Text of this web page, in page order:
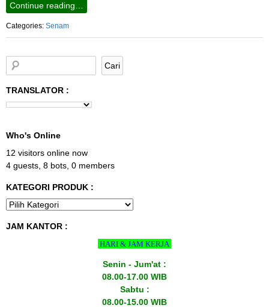
Continue reading…
Categories: Senam
TRANSLATOR :
Who's Online
12 visitors online now
4 guests, 8 bots, 0 members
KATEGORI PRODUK :
JAM KANTOR :
HARI & JAM KERJA
Senin - Jum'at :
08.00-17.00 WIB
Sabtu :
08.00-15.00 WIB